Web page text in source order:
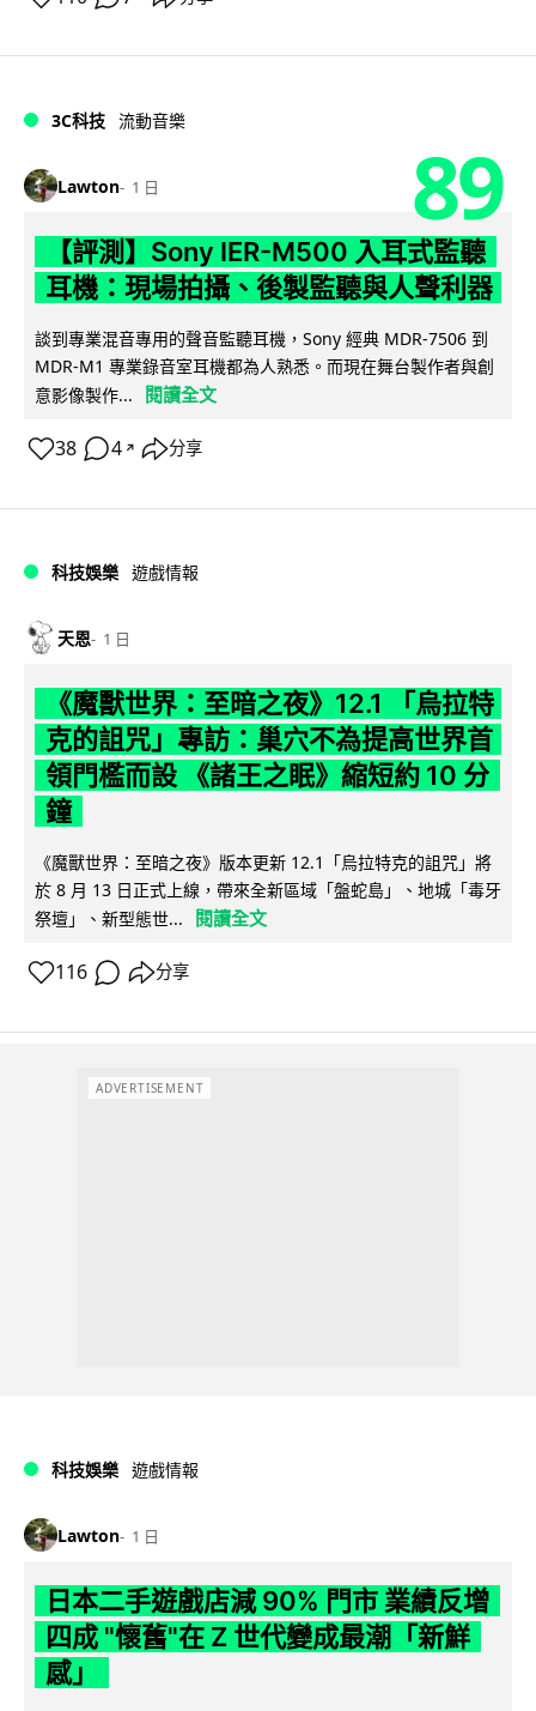
3C科技 流動音樂
Lawton 1 日 89
【評測】Sony IER-M500 入耳式監聽
耳機：現場拍攝、後製監聽與人聲利器
談到專業混音專用的聲音監聽耳機，Sony 經典 MDR-7506 到
MDR-M1 專業錄音室耳機都為人熟悉。而現在舞台製作者與創
意影像製作...
閱讀全文
38 4 ↗ 分享
科技娛樂 遊戲情報
天恩 1 日
《魔獸世界：至暗之夜》12.1 「烏拉特
克的詛咒」專訪：巢穴不為提高世界首
領門檻而設 《諸王之眠》縮短約 10 分
鐘
《魔獸世界：至暗之夜》版本更新 12.1「烏拉特克的詛咒」將
於 8 月 13 日正式上線，帶來全新區域「盤蛇島」、地城「毒牙
祭壇」、新型態世...
閱讀全文
116 分享
ADVERTISEMENT
科技娛樂 遊戲情報
Lawton 1 日
日本二手遊戲店減 90% 門市 業績反增
四成 "懷舊"在 Z 世代變成最潮「新鮮
感」